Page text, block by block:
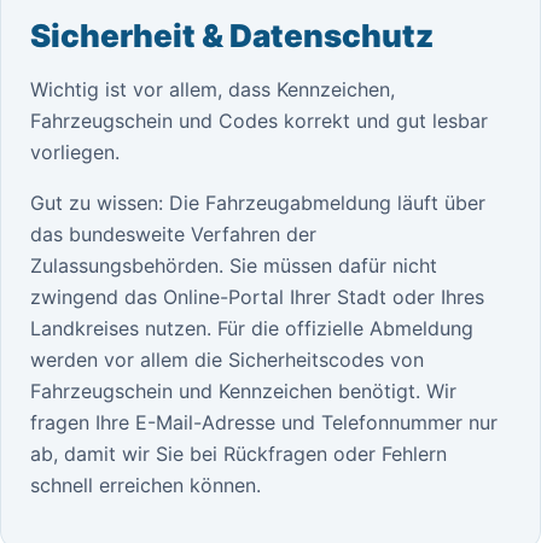
Sicherheit & Datenschutz
Wichtig ist vor allem, dass Kennzeichen,
Fahrzeugschein und Codes korrekt und gut lesbar
vorliegen.
Gut zu wissen: Die Fahrzeugabmeldung läuft über
das bundesweite Verfahren der
Zulassungsbehörden. Sie müssen dafür nicht
zwingend das Online-Portal Ihrer Stadt oder Ihres
Landkreises nutzen. Für die offizielle Abmeldung
werden vor allem die Sicherheitscodes von
Fahrzeugschein und Kennzeichen benötigt. Wir
fragen Ihre E-Mail-Adresse und Telefonnummer nur
ab, damit wir Sie bei Rückfragen oder Fehlern
schnell erreichen können.